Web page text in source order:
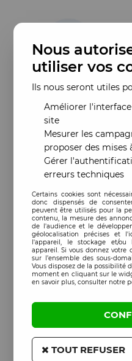
Nous
utiliser vos
Ils nous seront utiles
Améliorer
site
Mesurer les
proposer des
Gérer
erreurs techniques
Certains cookies sont
donc dispensés de
peuvent être utilisés pour la
contenu, la mesure des
de l'audience et le
géolocalisation précises et
l'appareil, le stockage et/
appareil. Si vous donnez votre
sur l’ensemble des sous-
Vous disposez de la possibilité
moment en cliquant sur le
en savoir plus, consulter notre
TOUT REFUSER